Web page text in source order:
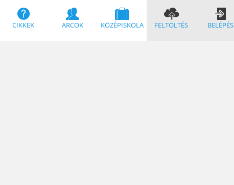
CIKKEK ARCOK KÖZÉPISKOLA FELTÖLTÉS BELÉPÉS